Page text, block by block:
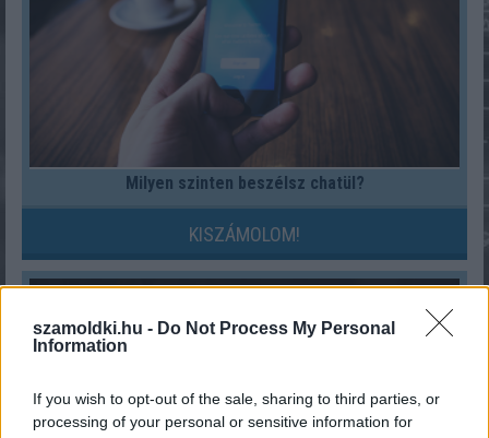
szamoldki.hu - Do Not Process My Personal
Information
If you wish to opt-out of the sale, sharing to third parties, or
processing of your personal or sensitive information for
Milyen szinten beszélsz chatül?
KISZÁMOLOM!